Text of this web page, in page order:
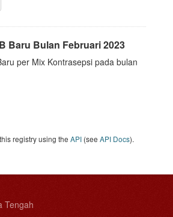
Baru Bulan Februari 2023
per Mix Kontrasepsi pada bulan
registry using the API (see API Docs).
Tengah